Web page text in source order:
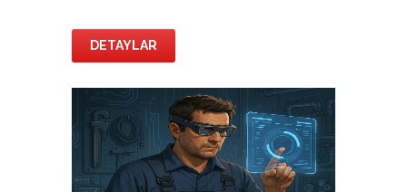
DETAYLAR